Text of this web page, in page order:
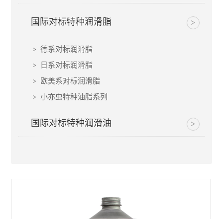
国际对标特种润滑脂
德系对标润滑脂
日系对标润滑脂
欧美系对标润滑脂
小亦虫特种油脂系列
国际对标特种润滑油